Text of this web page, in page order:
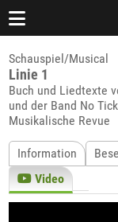
Schauspiel/Musical
Linie 1
Buch und Liedtexte
und der Band No
Musikalische Revue
Information
Video